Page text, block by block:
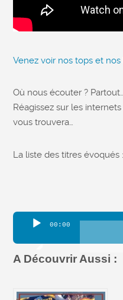
Venez voir nos tops et
Où nous écouter ? Partout…
Réagissez sur les
vous trouvera…
La liste des titres évoqués :
Lecteur
00:00
A Découvrir Aussi :